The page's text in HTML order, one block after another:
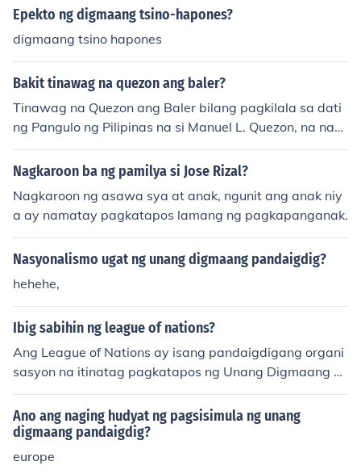
ol-Amerikano noong 1898. Nais ng US na gawing kolon
nilang impluwensya sa rehiyon. Bukod dito, nagkaroon
ng alitan sa pagitan ng mga Pilipino at Amerikano na n
agbunsod ng Digmaang Pilipino-Amerikano, na nagpat
ibay sa desisyon ng US na huwag kilalanin ang kalaya
an ng Pilipinas.
Epekto ng digmaang tsino-hapones?
digmaang tsino hapones
Bakit tinawag na quezon ang baler?
Tinawag na Quezon ang Baler bilang pagkilala sa dati
ng Pangulo ng Pilipinas na si Manuel L. Quezon, na nag
karoon ng malaking kontribusyon sa pag-unlad ng bay
an at sa mga proyekto sa ilalim ng kanyang administra
ng lugar, lalo na sa panahon ng Digmaang Pilipino-Am
erikano. Ang pangalan ay naging simbolo ng pagkakaki
lanlan at kasaysayan ng lugar.
Nagkaroon ba ng pamilya si Jose Rizal?
Nagkaroon ng asawa sya at anak, ngunit ang anak niy
a ay namatay pagkatapos lamang ng pagkapanganak.
Nasyonalismo ugat ng unang digmaang pandaigdig?
hehehe,
Ibig sabihin ng league of nations?
Ang League of Nations ay isang pandaigdigang organi
sasyon na itinatag pagkatapos ng Unang Digmaang P
andaigdig noong 1920, na layuning mapanatili ang kap
ayapaan at seguridad sa pagitan ng mga bansa. Ito an
g kauna-unahang pagsisikap na bumuo ng isang intern
ang digmaan. Gayunpaman, nagkaroon ito ng mga limi
Ano ang naging hudyat ng pagsisimula ng unang
digmaang pandaigdig?
europe